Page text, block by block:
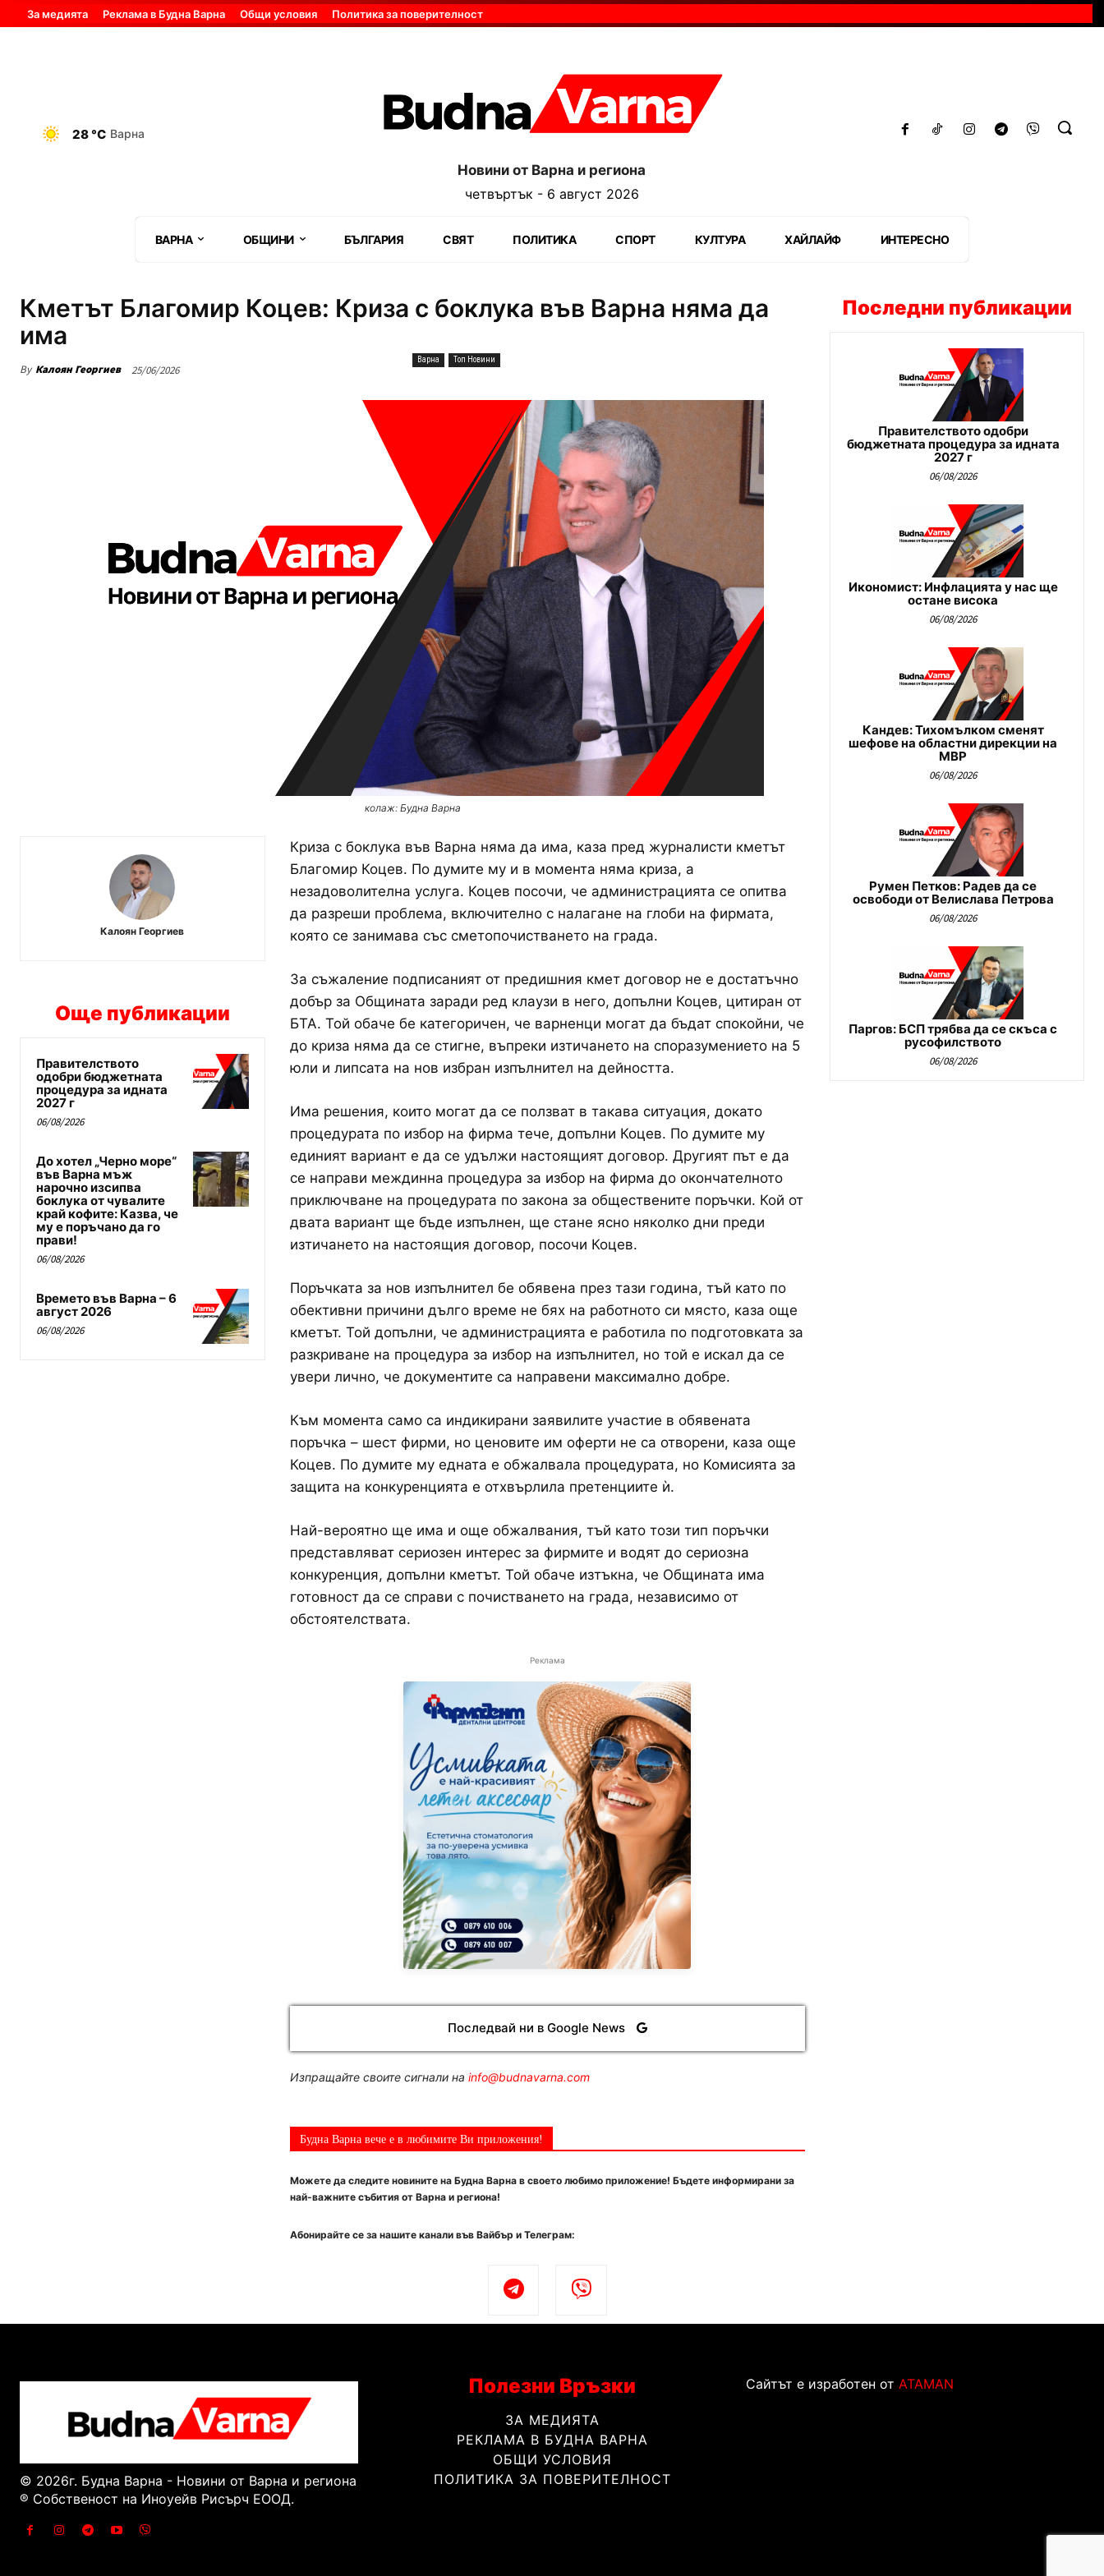
За медията Реклама в Будна Варна Общи условия Политика за поверителност
28 °C Варна
Новини от Варна и региона
четвъртък - 6 август 2026
ВАРНА ОБЩИНИ БЪЛГАРИЯ СВЯТ ПОЛИТИКА СПОРТ КУЛТУРА ХАЙЛАЙФ ИНТЕРЕСНО
Кметът Благомир Коцев: Криза с боклука във Варна няма да
има
By Калоян Георгиев 25/06/2026
Варна Топ Новини
колаж: Будна Варна
Калоян Георгиев
Още публикации
Правителството
одобри бюджетната
процедура за идната
2027 г
06/08/2026
До хотел „Черно море“
във Варна мъж
нарочно изсипва
боклука от чувалите
край кофите: Казва, че
му е поръчано да го
прави!
06/08/2026
Времето във Варна – 6
август 2026
06/08/2026
Криза с боклука във Варна няма да има, каза пред журналисти кметът
Благомир Коцев. По думите му и в момента няма криза, а
незадоволителна услуга. Коцев посочи, че администрацията се опитва
да разреши проблема, включително с налагане на глоби на фирмата,
която се занимава със сметопочистването на града.
За съжаление подписаният от предишния кмет договор не е достатъчно
добър за Общината заради ред клаузи в него, допълни Коцев, цитиран от
БТА. Той обаче бе категоричен, че варненци могат да бъдат спокойни, че
до криза няма да се стигне, въпреки изтичането на споразумението на 5
юли и липсата на нов избран изпълнител на дейността.
Има решения, които могат да се ползват в такава ситуация, докато
процедурата по избор на фирма тече, допълни Коцев. По думите му
единият вариант е да се удължи настоящият договор. Другият път е да
се направи междинна процедура за избор на фирма до окончателното
приключване на процедурата по закона за обществените поръчки. Кой от
двата вариант ще бъде изпълнен, ще стане ясно няколко дни преди
изтичането на настоящия договор, посочи Коцев.
Поръчката за нов изпълнител бе обявена през тази година, тъй като по
обективни причини дълго време не бях на работното си място, каза още
кметът. Той допълни, че администрацията е работила по подготовката за
разкриване на процедура за избор на изпълнител, но той е искал да се
увери лично, че документите са направени максимално добре.
Към момента само са индикирани заявилите участие в обявената
поръчка – шест фирми, но ценовите им оферти не са отворени, каза още
Коцев. По думите му едната е обжалвала процедурата, но Комисията за
защита на конкуренцията е отхвърлила претенциите ѝ.
Най-вероятно ще има и още обжалвания, тъй като този тип поръчки
представляват сериозен интерес за фирмите и водят до сериозна
конкуренция, допълни кметът. Той обаче изтъкна, че Общината има
готовност да се справи с почистването на града, независимо от
обстоятелствата.
Реклама
Последвай ни в Google News
Изпращайте своите сигнали на info@budnavarna.com
Будна Варна вече е в любимите Ви приложения!
Можете да следите новините на Будна Варна в своето любимо приложение! Бъдете информирани за
най-важните събития от Варна и региона!
Абонирайте се за нашите канали във Вайбър и Телеграм:
Последни публикации
Правителството одобри
бюджетната процедура за идната
2027 г
06/08/2026
Икономист: Инфлацията у нас ще
остане висока
06/08/2026
Кандев: Тихомълком сменят
шефове на областни дирекции на
МВР
06/08/2026
Румен Петков: Радев да се
освободи от Велислава Петрова
06/08/2026
Паргов: БСП трябва да се скъса с
русофилството
06/08/2026
© 2026г. Будна Варна - Новини от Варна и региона
® Собственост на Иноуейв Рисърч ЕООД.
Полезни Връзки
ЗА МЕДИЯТА
РЕКЛАМА В БУДНА ВАРНА
ОБЩИ УСЛОВИЯ
ПОЛИТИКА ЗА ПОВЕРИТЕЛНОСТ
Сайтът е изработен от ATAMAN